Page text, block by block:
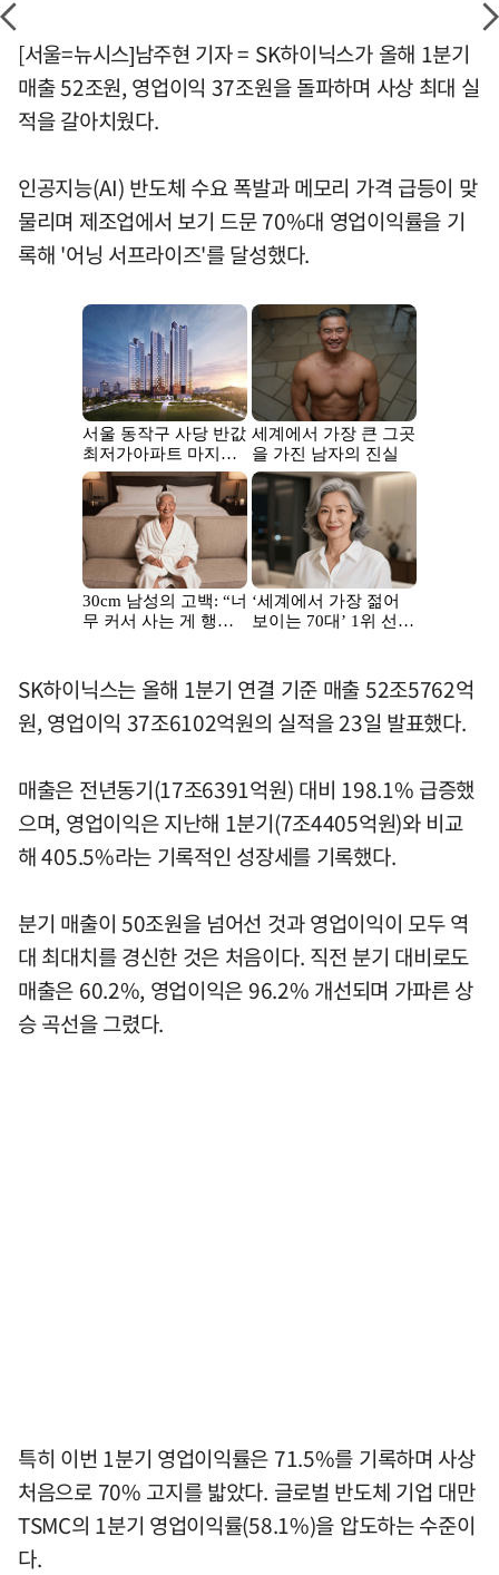
[서울=뉴시스]남주현 기자 = SK하이닉스가 올해 1분기
매출 52조원, 영업이익 37조원을 돌파하며 사상 최대 실
적을 갈아치웠다.
인공지능(AI) 반도체 수요 폭발과 메모리 가격 급등이 맞
물리며 제조업에서 보기 드문 70%대 영업이익률을 기
록해 '어닝 서프라이즈'를 달성했다.
SK하이닉스는 올해 1분기 연결 기준 매출 52조5762억
원, 영업이익 37조6102억원의 실적을 23일 발표했다.
매출은 전년동기(17조6391억원) 대비 198.1% 급증했
으며, 영업이익은 지난해 1분기(7조4405억원)와 비교
해 405.5%라는 기록적인 성장세를 기록했다.
분기 매출이 50조원을 넘어선 것과 영업이익이 모두 역
대 최대치를 경신한 것은 처음이다. 직전 분기 대비로도
매출은 60.2%, 영업이익은 96.2% 개선되며 가파른 상
승 곡선을 그렸다.
특히 이번 1분기 영업이익률은 71.5%를 기록하며 사상
처음으로 70% 고지를 밟았다. 글로벌 반도체 기업 대만
TSMC의 1분기 영업이익률(58.1%)을 압도하는 수준이
다.